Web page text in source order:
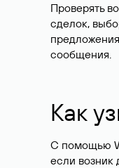
Проверять
сделок,
сообщения.
Как
С помощью
если